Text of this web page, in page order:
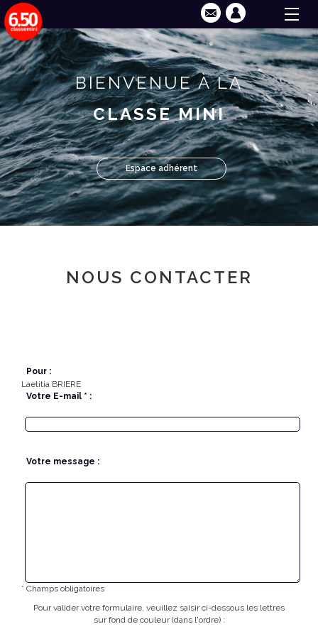
BIENVENUE À LA
CLASSE MINI
Espace adhérent
NOUS CONTACTER
Pour :
Laetitia BRIERE
Votre E-mail * :
Votre message :
* Champs obligatoires
Pour valider votre formulaire, veuillez saisir ci-dessous les lettres
sur fond de couleur (dans l'ordre) :